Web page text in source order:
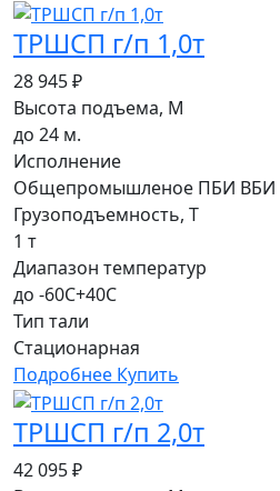
ТРШСП г/п 1,0т
28 945 ₽
Высота подъема, М
до 24 м.
Исполнение
Общепромышленое ПБИ ВБИ
Грузоподъемность, Т
1 т
Диапазон температур
до -60С+40С
Тип тали
Стационарная
Подробнее Купить
ТРШСП г/п 2,0т
42 095 ₽